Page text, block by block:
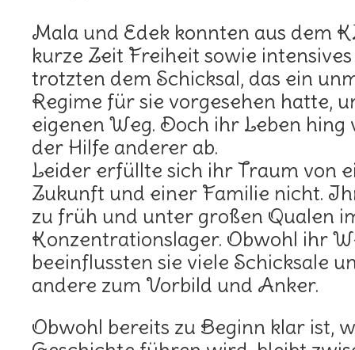
Mala und Edek konnten aus dem
kurze Zeit Freiheit sowie
trotzten dem Schicksal, das ein
Regime für sie vorgesehen hatte,
eigenen Weg. Doch ihr Leben
der Hilfe anderer ab.
Leider erfüllte sich ihr Traum von
Zukunft und einer Familie nicht.
zu früh und unter großen Qualen
Konzentrationslager. Obwohl ihr
beeinflussten sie viele Schicksale
andere zum Vorbild und Anker.
Obwohl bereits zu Beginn klar ist,